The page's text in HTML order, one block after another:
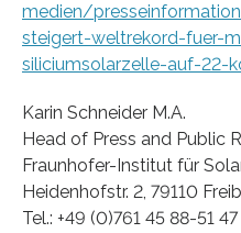
medien/
steigert-weltrekord-fuer-
siliciumsolarzelle-auf-22-
Karin Schneider M.A.
Head of Press and Public
Fraunhofer-Institut für
Heidenhofstr. 2, 79110
Tel.: +49 (0)761 45 88-51